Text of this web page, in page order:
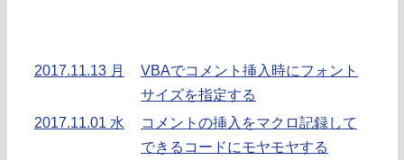
2017.11.13 月
VBAでコメント挿入時にフォント
サイズを指定する
2017.11.01 水
コメントの挿入をマクロ記録して
できるコードにモヤモヤする